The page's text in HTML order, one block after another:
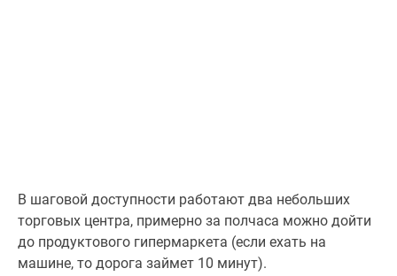
В шаговой доступности работают два небольших
торговых центра, примерно за полчаса можно дойти
до продуктового гипермаркета (если ехать на
машине, то дорога займет 10 минут).